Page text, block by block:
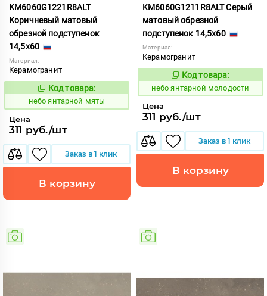
KM6060G1221R8ALT
Коричневый матовый
обрезной подступенок
14,5x60
Материал:
Керамогранит
1124806
Код товара:
небо янтарной мяты
Цена
311 руб./шт
Заказ в 1 клик
В корзину
KM6060G1211R8ALT Серый
матовый обрезной
подступенок 14,5x60
Материал:
Керамогранит
1124804
Код товара:
небо янтарной молодости
Цена
311 руб./шт
Заказ в 1 клик
В корзину